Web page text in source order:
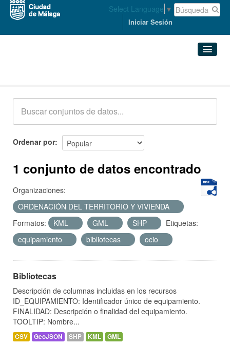
Select Language ▼
Iniciar Sesión
Acerca de
Ordenar por
1 conjunto de datos encontrado
Organizaciones:
ORDENACIÓN DEL TERRITORIO Y VIVIENDA
Formatos:
KML GML SHP
Etiquetas:
equipamiento
bibliotecas ocio
Bibliotecas
Descripción de columnas incluidas en los recursos
ID_EQUIPAMIENTO: Identificador único de equipamiento.
FINALIDAD: Descripción o finalidad del equipamiento.
TOOLTIP: Nombre...
CSV GeoJSON SHP KML GML